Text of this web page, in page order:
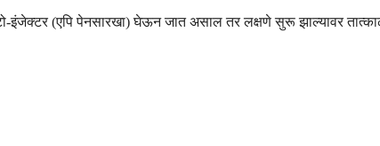
इंजेक्टर (एपि पेनसारखा) घेऊन जात असाल तर लक्षणे सुरू झाल्यावर